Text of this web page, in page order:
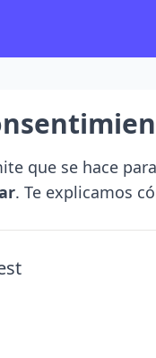
que se hace para
. Te explicamos